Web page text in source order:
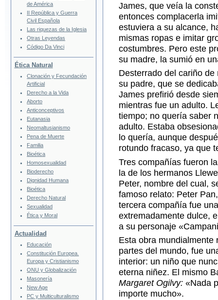
James, que veía la
entonces complacerla
estuviera a su alcance,
mismas ropas e imitar
costumbres. Pero este
su madre, la sumió en
Desterrado del cariño
su padre, que se
James prefirió desde
mientras fue un adulto.
tiempo; no quería saber
adulto. Estaba
lo quería, aunque
rotundo fracaso, ya que
Tres compañías fueron
la de los hermanos
Peter, nombre del cual,
famoso relato: Peter
tercera compañía fue
extremadamente dulce,
a su personaje
Esta obra mundialmente
partes del mundo, fue
interior: un niño que
eterna niñez. El mismo
Margaret Ogilvy: «Nada
importe mucho».
de América
II República y Guerra
Civil Española
Las riquezas de la Iglesia
Otras Leyendas
Código Da Vinci
Ética Natural
Clonación y Fecundación
Artificial
Derecho a la Vida
Aborto
Anticonceptivos
Eutanasia
Neomaltusianismo
Pena de Muerte
Familia
Bioética
Homosexualidad
Bioderecho
Dignidad Humana
Bioética
Derecho Natural
Sexualidad
Ética y Moral
Actualidad
Educación
Constitución Europea.
Europa y Cristianismo
ONU y Globalización
Masonería
New Age
PC y Multiculturalismo